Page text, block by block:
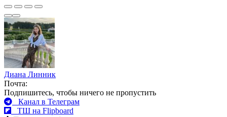
Диана Линник
Почта:
Подпишитесь, чтобы ничего не пропустить
Канал в Телеграм
ТШ на Flipboard